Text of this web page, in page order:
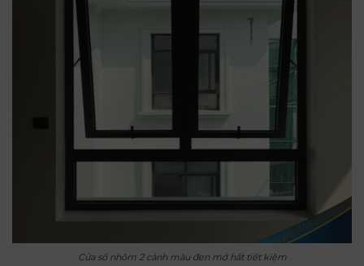
Cửa sổ nhôm 2 cánh màu đen mở hất tiết kiệm